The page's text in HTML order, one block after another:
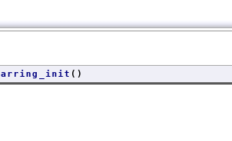
()